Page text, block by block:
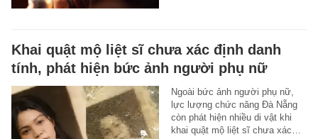
Khai quật mộ liệt sĩ chưa xác định danh
tính, phát hiện bức ảnh người phụ nữ
Ngoài bức ảnh người phụ nữ,
lực lượng chức năng Đà Nẵng
còn phát hiện nhiều di vật khi
khai quật mộ liệt sĩ chưa xác…